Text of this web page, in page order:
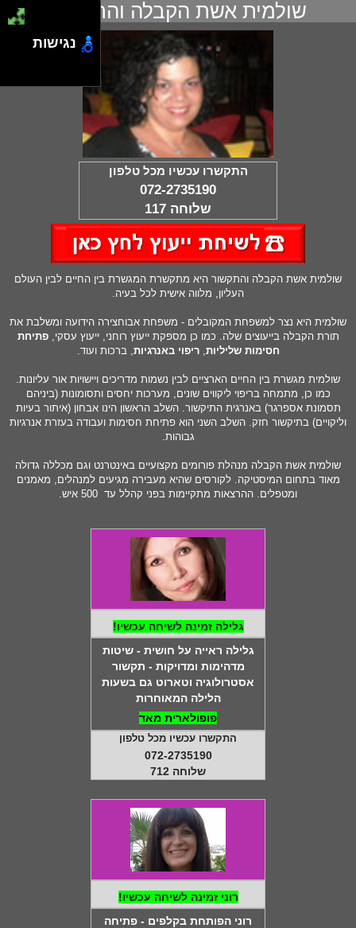
שולמית אשת הקבלה והתקשור
התקשרו עכשיו מכל טלפון
072-2735190
שלוחה 117
שולמית אשת הקבלה והתקשור היא מתקשרת המגשרת בין החיים לבין העולם
העליון, מלווה אישית לכל בעיה.
שולמית היא נצר למשפחת המקובלים - משפחת אבוחצירה הידועה ומשלבת את
תורת הקבלה בייעוצים שלה. כמו כן מספקת ייעוץ רוחני, ייעוץ עסקי,פתיחת
חסימות שליליות ,ריפוי באנרגיות , ברכות ועוד.
שולמית מגשרת בין החיים הארציים לבין נשמות מדריכים ויישויות אור עליונות.
כמו כן, מתמחה בריפוי ליקווים שונים, מערכות יחסים ותסומונות (ביניהם
תסמונת אספרגר) באנרגית התיקשור. השלב הראשון הינו אבחון (איתור בעיות
וליקויים) בתיקשור חזק. השלב השני הוא פתיחת חסימות ועבודה בעזרת אנרגיות
גבוהות.
שולמית אשת הקבלה מנהלת פורומים מקצועיים באינטרנט וגם מכללה גדולה
מאוד בתחום המיסטיקה. לקורסים שהיא מעבירה מגיעים למנהלים, מאמנים
ומטפלים. ההרצאות מתקיימות בפני קהלל עד 500 איש.
גלילה זמינה לשיחה עכשיו!
גלילה ראייה על חושית - שיטות
מדהימות ומדויקות - תקשור
אסטרולוגיה וטארוט גם בשעות
הלילה המאוחרות
פופולארית מאד
התקשרו עכשיו מכל טלפון
072-2735190
שלוחה 712
רוני זמינה לשיחה עכשיו!
רוני הפותחת בקלפים - פתיחה
נגישות